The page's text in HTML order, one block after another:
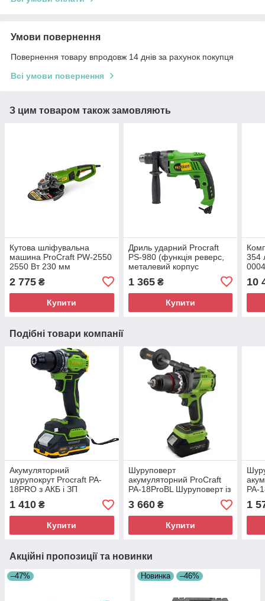
Умови повернення
Повернення товару впродовж 14 днів за рахунок покупця
Всі умови повернення
З цим товаром також замовляють
Кутова шліфувальна
машина ProCraft PW-2550
2550 Вт 230 мм
2 775 ₴
Купити
Дриль ударний Procraft
PS-980 (функція реверс,
металевий корпус
редуктора, регулювання
обертів)
1 365₴
Купити
354
10
Подібні товари компанії
Акумуляторний
шурупокрут Procraft PA-
18PRO з АКБ і ЗП
акумуляторний для дому
1 410 ₴
Купити
Шуруповерт
акумуляторний ProCraft
PA-18ProBL Шуруповерт із
АКБ Сучасний шуруповерт
3 660₴
Купити
PA-
для
1
Акційні пропозиції та новинки
–47% Новинка –46%